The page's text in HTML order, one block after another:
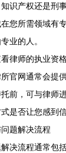
识产权还是刑事
您所需领域有
业的人。
律师的执业资
官网通常会提
前，可与律师
是否让您感到
题解决流程
决流程通常包括